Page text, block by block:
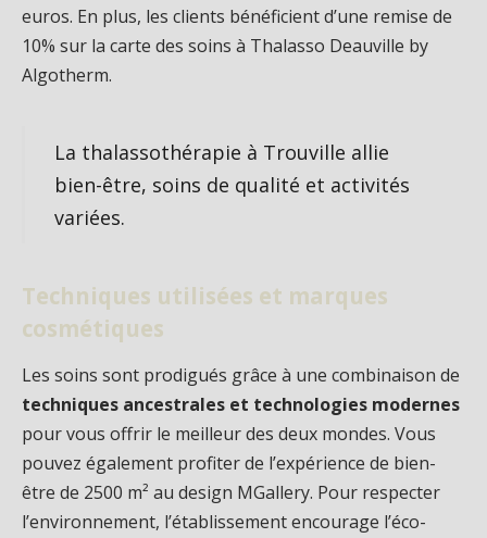
euros. En plus, les clients bénéficient d’une remise de
10% sur la carte des soins à Thalasso Deauville by
Algotherm.
La thalassothérapie à Trouville allie
bien-être, soins de qualité et activités
variées.
Techniques utilisées et marques
cosmétiques
Les soins sont prodigués grâce à une combinaison de
techniques ancestrales et technologies modernes
pour vous offrir le meilleur des deux mondes. Vous
pouvez également profiter de l’expérience de bien-
être de 2500 m² au design MGallery. Pour respecter
l’environnement, l’établissement encourage l’éco-